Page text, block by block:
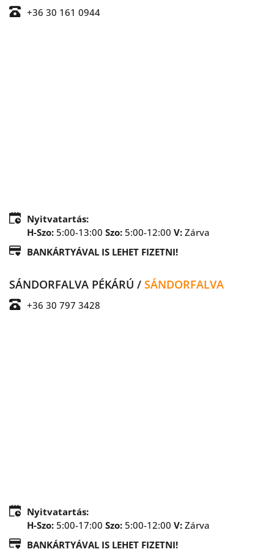
+36 30 161 0944
Nyitvatartás:
H-Szo: 5:00-13:00 Szo: 5:00-12:00 V: Zárva
BANKÁRTYÁVAL IS LEHET FIZETNI!
SÁNDORFALVA PÉKÁRÚ / SÁNDORFALVA
+36 30 797 3428
Nyitvatartás:
H-Szo: 5:00-17:00 Szo: 5:00-12:00 V: Zárva
BANKÁRTYÁVAL IS LEHET FIZETNI!